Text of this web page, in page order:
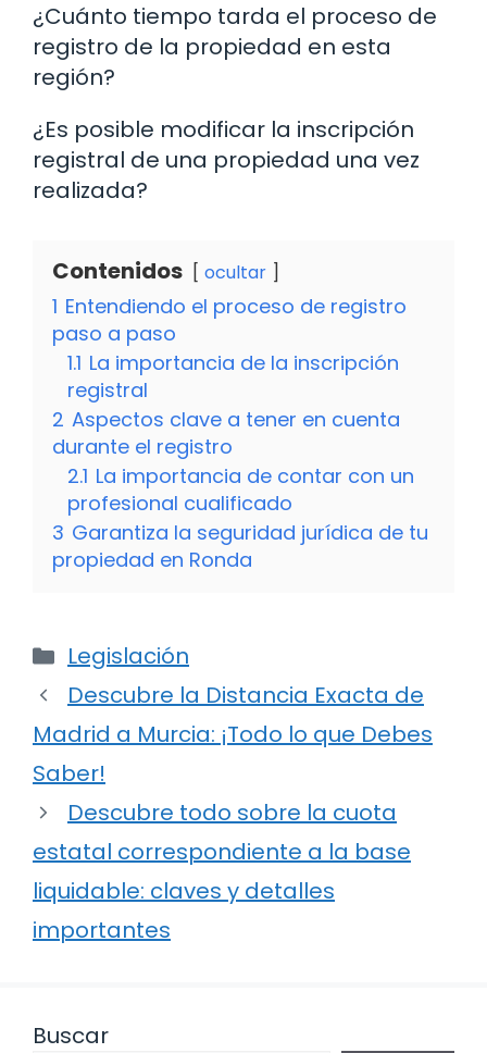
¿Cuánto tiempo tarda el proceso de
registro de la propiedad en esta
región?
¿Es posible modificar la inscripción
registral de una propiedad una vez
realizada?
Contenidos ocultar
1 Entendiendo el proceso de registro
paso a paso
1.1 La importancia de la inscripción
registral
2 Aspectos clave a tener en cuenta
durante el registro
2.1 La importancia de contar con un
profesional cualificado
3 Garantiza la seguridad jurídica de tu
propiedad en Ronda
Categorías
Legislación
Descubre la Distancia Exacta de
Madrid a Murcia: ¡Todo lo que Debes
Saber!
Descubre todo sobre la cuota
estatal correspondiente a la base
liquidable: claves y detalles
importantes
Buscar